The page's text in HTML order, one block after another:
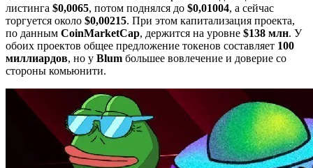
листинга $0,0065, потом поднялся до $0,01004, а сейчас
торгуется около $0,00215. При этом капитализация проекта,
по данным CoinMarketCap, держится на уровне $138 млн. У
обоих проектов общее предложение токенов составляет 100
миллиардов, но у Blum большее вовлечение и доверие со
стороны комьюнити.